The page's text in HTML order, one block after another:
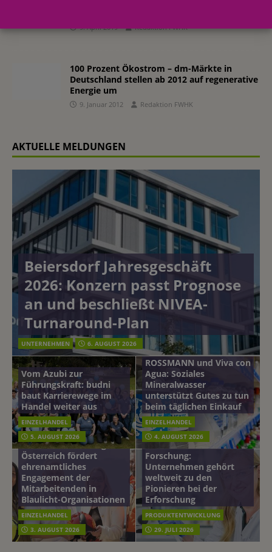
9. April 2019 Redaktion FWHK
100 Prozent Ökostrom – dm-Märkte in
Deutschland stellen ab 2012 auf regenerative
Energie um
9. Januar 2012 Redaktion FWHK
AKTUELLE MELDUNGEN
Beiersdorf Jahresgeschäft
2026: Konzern passt Prognose
an und beschließt NIVEA-
Turnaround-Plan
UNTERNEHMEN 6. AUGUST 2026
Vom Azubi zur
Führungskraft: budni
baut Karrierewege im
Handel weiter aus
EINZELHANDEL
5. AUGUST 2026
ROSSMANN und Viva con
Agua: Soziales
Mineralwasser
unterstützt Gutes zu tun
beim täglichen Einkauf
EINZELHANDEL
4. AUGUST 2026
mehr vom leben tag: dm
Österreich fördert
ehrenamtliches
Engagement der
Mitarbeitenden in
Blaulicht-Organisationen
EINZELHANDEL
3. AUGUST 2026
Beiersdorf
Hautmikrobiom-
Forschung:
Unternehmen gehört
weltweit zu den
Pionieren bei der
Erforschung
PRODUKTENTWICKLUNG
29. JULI 2026